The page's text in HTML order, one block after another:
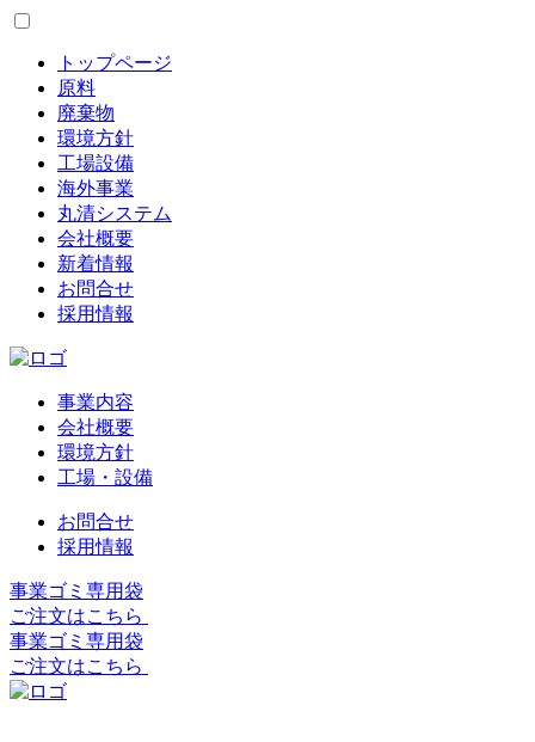
トップページ
原料
廃棄物
環境方針
工場設備
海外事業
丸清システム
会社概要
新着情報
お問合せ
採用情報
事業内容
会社概要
環境方針
工場・設備
お問合せ
採用情報
事業ゴミ専用袋
ご注文はこちら
事業ゴミ専用袋
ご注文はこちら